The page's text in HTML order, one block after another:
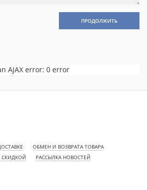
ПРОДОЛЖИТЬ
AJAX error: 0 error
ОБМЕН И ВОЗВРАТА ТОВАРА
СКИДКОЙ РАССЫЛКА НОВОСТЕЙ